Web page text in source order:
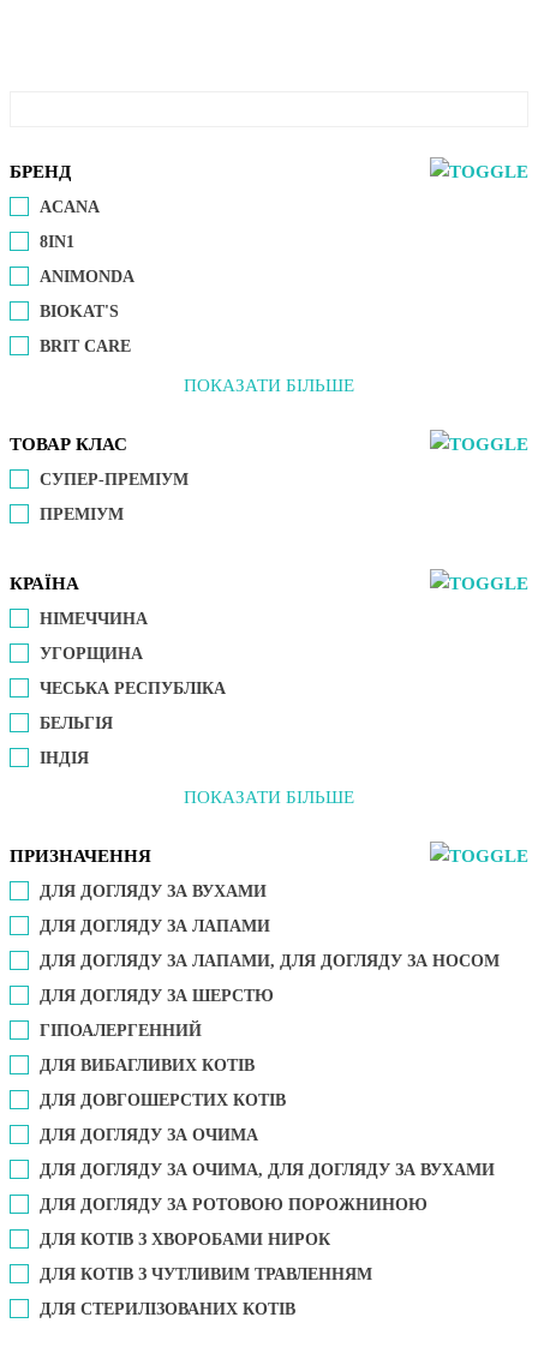
БРЕНД
ACANA
8IN1
ANIMONDA
BIOKAT'S
BRIT CARE
ПОКАЗАТИ БІЛЬШЕ
ТОВАР КЛАС
СУПЕР-ПРЕМІУМ
ПРЕМІУМ
КРАЇНА
НІМЕЧЧИНА
УГОРЩИНА
ЧЕСЬКА РЕСПУБЛІКА
БЕЛЬГІЯ
ІНДІЯ
ПОКАЗАТИ БІЛЬШЕ
ПРИЗНАЧЕННЯ
ДЛЯ ДОГЛЯДУ ЗА ВУХАМИ
ДЛЯ ДОГЛЯДУ ЗА ЛАПАМИ
ДЛЯ ДОГЛЯДУ ЗА ЛАПАМИ, ДЛЯ ДОГЛЯДУ ЗА НОСОМ
ДЛЯ ДОГЛЯДУ ЗА ШЕРСТЮ
ГІПОАЛЕРГЕННИЙ
ДЛЯ ВИБАГЛИВИХ КОТІВ
ДЛЯ ДОВГОШЕРСТИХ КОТІВ
ДЛЯ ДОГЛЯДУ ЗА ОЧИМА
ДЛЯ ДОГЛЯДУ ЗА ОЧИМА, ДЛЯ ДОГЛЯДУ ЗА ВУХАМИ
ДЛЯ ДОГЛЯДУ ЗА РОТОВОЮ ПОРОЖНИНОЮ
ДЛЯ КОТІВ З ХВОРОБАМИ НИРОК
ДЛЯ КОТІВ З ЧУТЛИВИМ ТРАВЛЕННЯМ
ДЛЯ СТЕРИЛІЗОВАНИХ КОТІВ